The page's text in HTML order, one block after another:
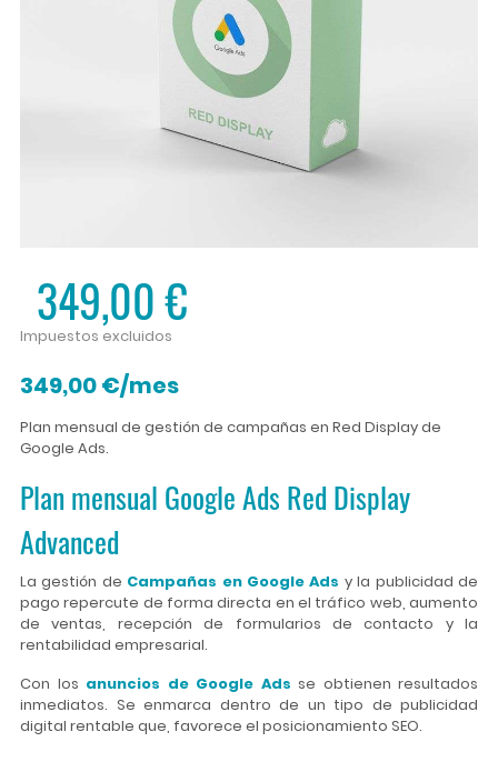
349,00 €
Impuestos excluidos
349,00 €/mes
Plan mensual de gestión de campañas en Red Display de
Google Ads.
Plan mensual Google Ads Red Display
Advanced
La gestión de Campañas en Google Ads y la publicidad de
pago repercute de forma directa en el tráfico web, aumento
de ventas, recepción de formularios de contacto y la
rentabilidad empresarial.
Con los anuncios de Google Ads se obtienen resultados
inmediatos. Se enmarca dentro de un tipo de publicidad
digital rentable que, favorece el posicionamiento SEO.